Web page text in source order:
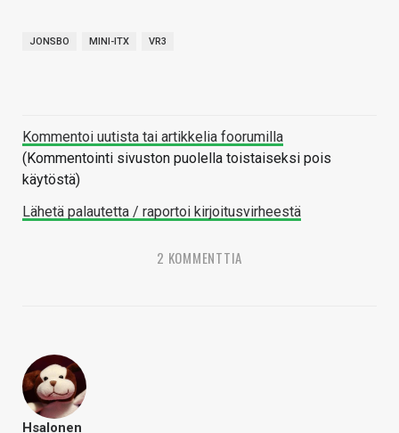
JONSBO MINI-ITX VR3
Kommentoi uutista tai artikkelia foorumilla
(Kommentointi sivuston puolella toistaiseksi pois
käytöstä)
Lähetä palautetta / raportoi kirjoitusvirheestä
2 KOMMENTTIA
Hsalonen